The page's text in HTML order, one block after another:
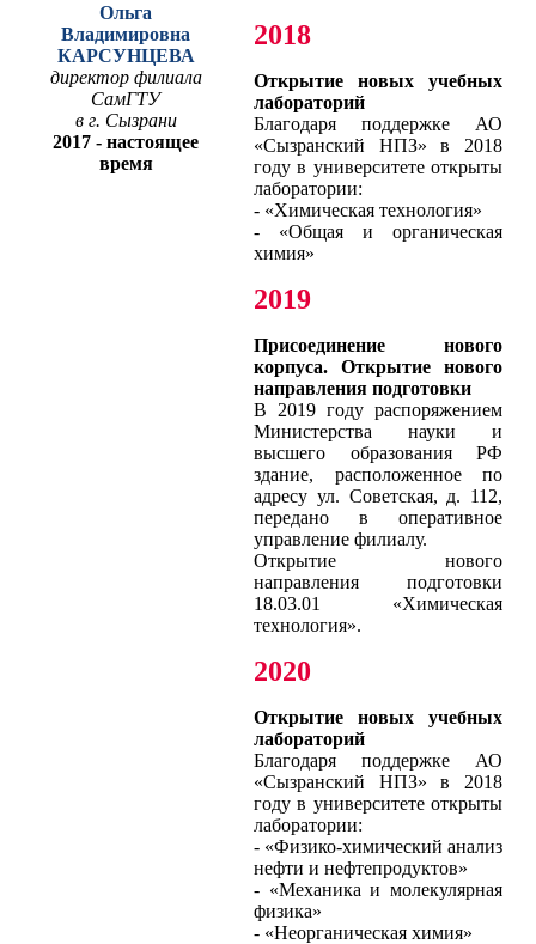
Ольга
Владимировна
КАРСУНЦЕВА
директор филиала
СамГТУ
в г. Сызрани
2017 - настоящее
время
2018
Открытие новых учебных
лабораторий
Благодаря поддержке АО
«Сызранский НПЗ» в 2018
году в университете открыты
лаборатории:
- «Химическая технология»
- «Общая и органическая
химия»
2019
Присоединение нового
корпуса. Открытие нового
направления подготовки
В 2019 году распоряжением
Министерства науки и
высшего образования РФ
здание, расположенное по
адресу ул. Советская, д. 112,
передано в оперативное
управление филиалу.
Открытие нового
направления подготовки
18.03.01 «Химическая
технология».
2020
Открытие новых учебных
лабораторий
Благодаря поддержке АО
«Сызранский НПЗ» в 2018
году в университете открыты
лаборатории:
- «Физико-химический анализ
нефти и нефтепродуктов»
- «Механика и молекулярная
физика»
- «Неорганическая химия»